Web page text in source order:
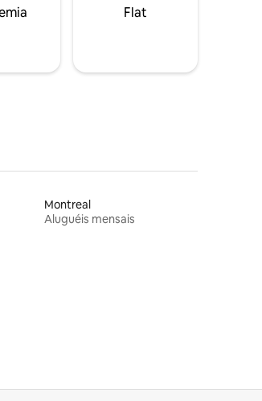
Flat
Montreal
Aluguéis mensais